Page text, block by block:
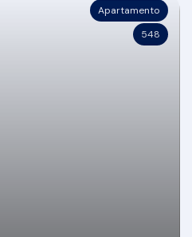
Apartamento
548